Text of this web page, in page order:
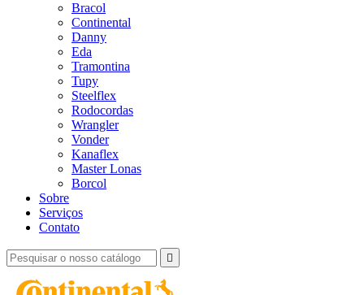
Bracol
Continental
Danny
Eda
Tramontina
Tupy
Steelflex
Rodocordas
Wrangler
Vonder
Kanaflex
Master Lonas
Borcol
Sobre
Serviços
Contato
